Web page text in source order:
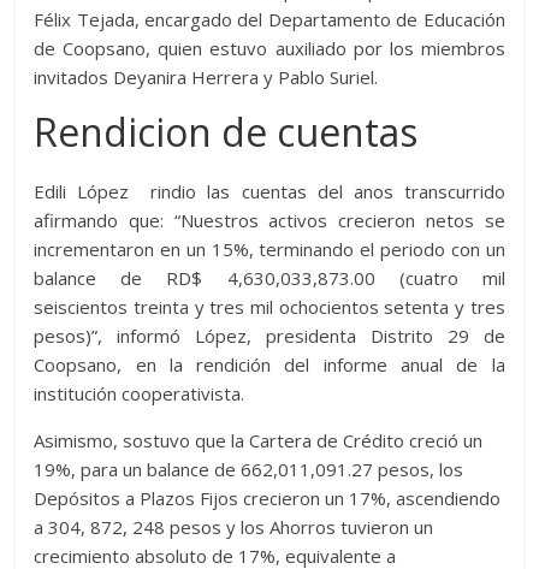
Félix Tejada, encargado del Departamento de Educación
de Coopsano, quien estuvo auxiliado por los miembros
invitados Deyanira Herrera y Pablo Suriel.
Rendicion de cuentas
Edili López rindio las cuentas del anos transcurrido
afirmando que: “Nuestros activos crecieron netos se
incrementaron en un 15%, terminando el periodo con un
balance de RD$ 4,630,033,873.00 (cuatro mil
seiscientos treinta y tres mil ochocientos setenta y tres
pesos)”, informó López, presidenta Distrito 29 de
Coopsano, en la rendición del informe anual de la
institución cooperativista.
Asimismo, sostuvo que la Cartera de Crédito creció un
19%, para un balance de 662,011,091.27 pesos, los
Depósitos a Plazos Fijos crecieron un 17%, ascendiendo
a 304, 872, 248 pesos y los Ahorros tuvieron un
crecimiento absoluto de 17%, equivalente a